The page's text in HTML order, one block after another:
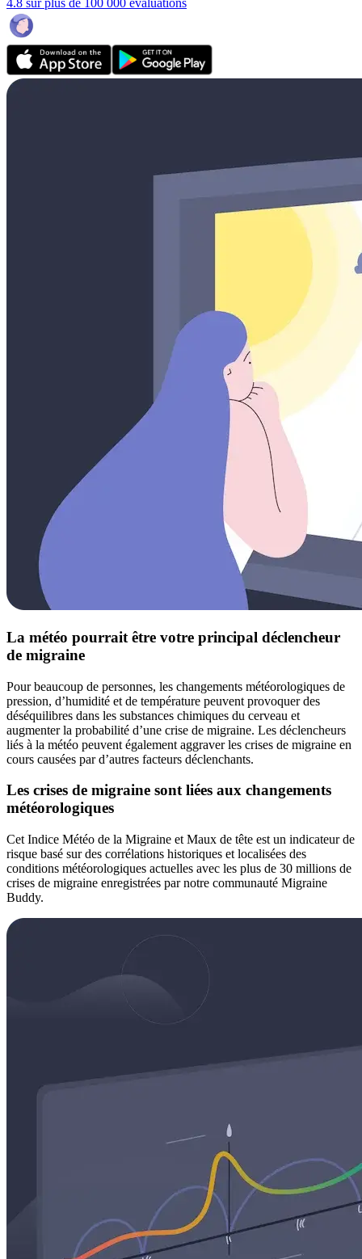
4.8 sur plus de 100 000 évaluations
La météo pourrait être votre principal déclencheur
de migraine
Pour beaucoup de personnes, les changements météorologiques de
pression, d’humidité et de température peuvent provoquer des
déséquilibres dans les substances chimiques du cerveau et
augmenter la probabilité d’une crise de migraine. Les déclencheurs
liés à la météo peuvent également aggraver les crises de migraine en
cours causées par d’autres facteurs déclenchants.
Les crises de migraine sont liées aux changements
météorologiques
Cet Indice Météo de la Migraine et Maux de tête est un indicateur de
risque basé sur des corrélations historiques et localisées des
conditions météorologiques actuelles avec les plus de 30 millions de
crises de migraine enregistrées par notre communauté Migraine
Buddy.